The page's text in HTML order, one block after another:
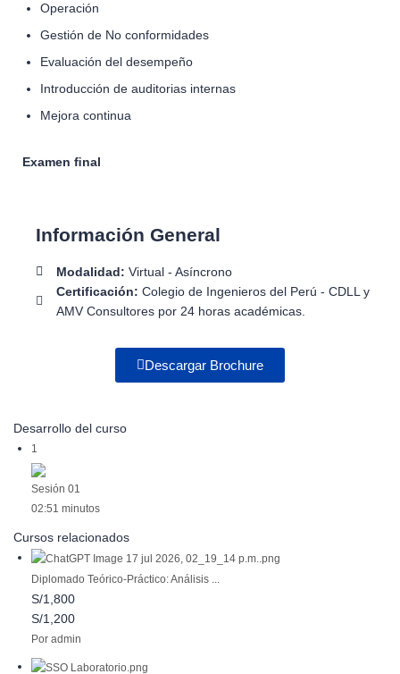
Operación
Gestión de No conformidades
Evaluación del desempeño
Introducción de auditorias internas
Mejora continua
Examen ﬁnal
Información General
Modalidad: Virtual - Asíncrono
Certificación: Colegio de Ingenieros del Perú - CDLL y
AMV Consultores por 24 horas académicas.
Descargar Brochure
Desarrollo del curso
1
Sesión 01
02:51 minutos
Cursos relacionados
Diplomado Teórico-Práctico: Análisis ...
S/1,800
S/1,200
Por admin